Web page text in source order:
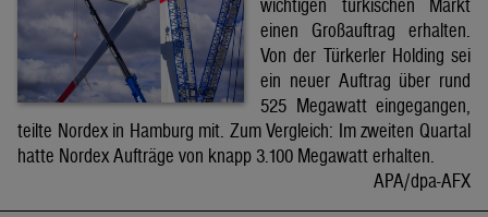
wichtigen türkischen Markt
einen Großauftrag erhalten.
Von der Türkerler Holding sei
ein neuer Auftrag über rund
525 Megawatt eingegangen,
teilte Nordex in Hamburg mit. Zum Vergleich: Im zweiten Quartal
hatte Nordex Aufträge von knapp 3.100 Megawatt erhalten.
APA/dpa-AFX